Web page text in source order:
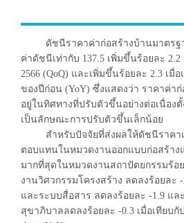
ดัชนีราคาค่าก่อสร้างบ้านมาตรฐา
ค่าดัชนีเท่ากับ 137.5 เพิ่มขึ้นร้อยละ 2.2
2566 (QoQ) และเพิ่มขึ้นร้อยละ 2.3 เมื่
ของปีก่อน (YoY) ซึ่งแสดงว่า ราคาค่า
อยู่ในทิศทางที่ปรับตัวขึ้นอย่างต่อเนื่อง
เป็นลักษณะการปรับตัวขึ้นเล็กน้อย
สำหรับปัจจัยที่ส่งผลให้ดัชนีราคาเ
ตอบแทนในหมวดงานออกแบบก่อสร้าง
มากที่สุดในหมวดงานสถาปัตยกรรมร้
งานวิศวกรรมโครงสร้าง ลดลงร้อยละ
และระบบสื่อสาร ลดลงร้อยละ -1.9 แล
สุขาภิบาลลดลงร้อยละ -0.3 เมื่อเทียบกั